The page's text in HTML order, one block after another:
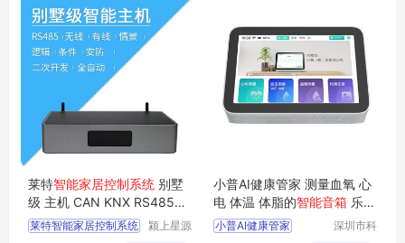
莱特智能家居控制系统 别墅
级 主机 CAN KNX RS485总
线 LORA方案
莱特智能家居控制系统
颍上星源
小普AI健康管家 测量血氧 心
电 体温 体脂的智能音箱 乐普
Lepad
小普AI健康管家
深圳市科